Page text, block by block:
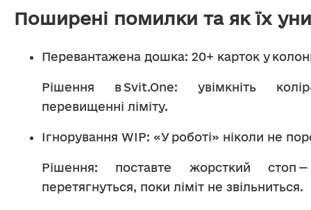
Поширені помилки та як їх
Перевантажена дошка: 20+ карток у
Рішення в Svit.One: увімкніть
перевищенні ліміту.
Ігнорування WIP: «У роботі» ніколи не
Рішення: поставте жорсткий стоп
перетягнуться, поки ліміт не звільниться.